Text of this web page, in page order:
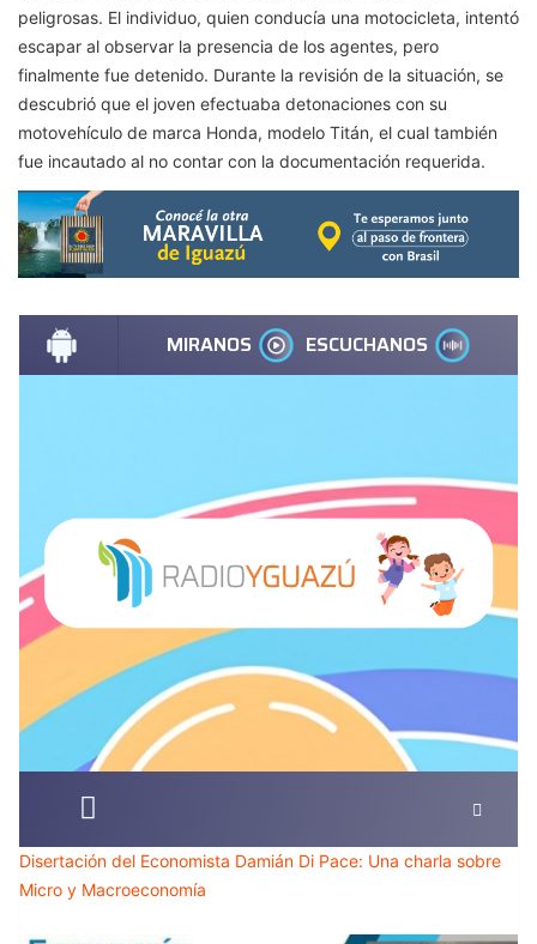
peligrosas. El individuo, quien conducía una motocicleta, intentó
escapar al observar la presencia de los agentes, pero
finalmente fue detenido. Durante la revisión de la situación, se
descubrió que el joven efectuaba detonaciones con su
motovehículo de marca Honda, modelo Titán, el cual también
fue incautado al no contar con la documentación requerida.